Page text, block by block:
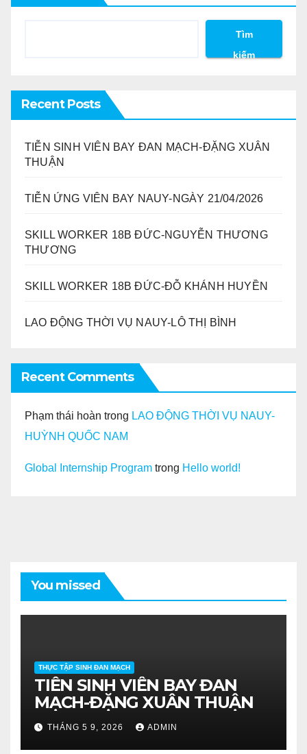
Tìm
kiếm
Recent Posts
TIỄN SINH VIÊN BAY ĐAN MẠCH-ĐẶNG XUÂN
THUẬN
TIỄN ỨNG VIÊN BAY NAUY-NGÀY 21/04/2026
SKILL WORKER 18B ĐỨC-NGUYỄN THƯƠNG
THƯƠNG
SKILL WORKER 18B ĐỨC-ĐỖ KHÁNH HUYỀN
LAO ĐỘNG THỜI VỤ NAUY-LÔ THỊ BÌNH
Recent Comments
Phạm thái hoàn trong LAO ĐỘNG THỜI VỤ NAUY-
HUỲNH QUỐC NAM
Global Internship Program trong Hello world!
You missed
THỰC TẬP SINH ĐAN MẠCH
TIỄN SINH VIÊN BAY ĐAN
MẠCH-ĐẶNG XUÂN THUẬN
THÁNG 5 9, 2026 ADMIN